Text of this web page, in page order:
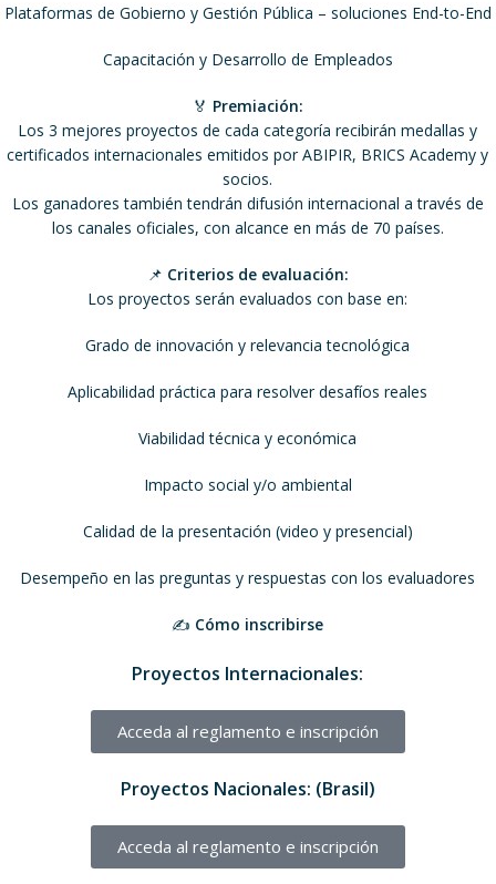
Plataformas de Gobierno y Gestión Pública – soluciones End-to-End
Capacitación y Desarrollo de Empleados
🏅 Premiación:
Los 3 mejores proyectos de cada categoría recibirán medallas y
certificados internacionales emitidos por ABIPIR, BRICS Academy y
socios.
Los ganadores también tendrán difusión internacional a través de
los canales oficiales, con alcance en más de 70 países.
📌 Criterios de evaluación:
Los proyectos serán evaluados con base en:
Grado de innovación y relevancia tecnológica
Aplicabilidad práctica para resolver desafíos reales
Viabilidad técnica y económica
Impacto social y/o ambiental
Calidad de la presentación (video y presencial)
Desempeño en las preguntas y respuestas con los evaluadores
✍️ Cómo inscribirse
Proyectos Internacionales:
Acceda al reglamento e inscripción
Proyectos Nacionales: (Brasil)
Acceda al reglamento e inscripción